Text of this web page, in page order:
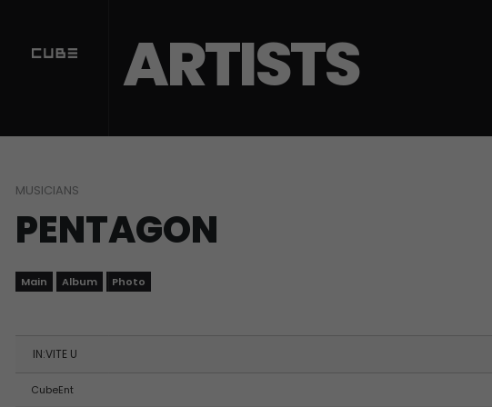
ARTISTS
MUSICIANS
PENTAGON
Main Album Photo
IN:VITE U
CubeEnt